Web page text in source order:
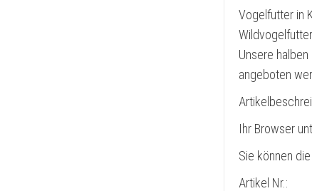
Vogelfutter in
Unsere
angeboten
Ihr Browser
Sie können
Artikel Nr.: